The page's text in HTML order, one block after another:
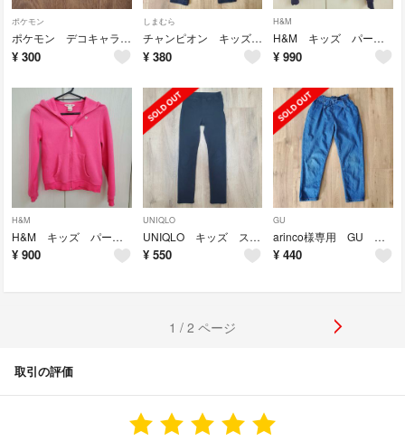
ポケモン
ポケモン デコキャラシール
¥ 300
しまむら
チャンピオン キッズ コーデュロイパンツ 100
¥ 380
H&M
H&M キッズ パーカー ネイビー 140
¥ 990
H&M
H&M キッズ パーカー ピンク 140
¥ 900
UNIQLO
UNIQLO キッズ スキニーパンツ ブラック 140
¥ 550
GU
arinco様専用 GU キッズ ウエストリボンテーパードパンツ 150
¥ 440
1 / 2 ページ
取引の評価